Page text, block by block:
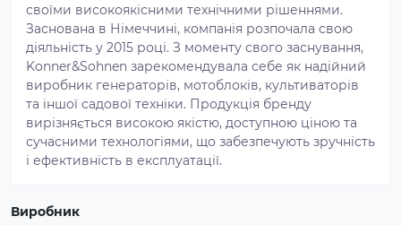
своїми високоякісними технічними рішеннями.
Заснована в Німеччині, компанія розпочала свою
діяльність у 2015 році. З моменту свого заснування,
Konner&Sohnen зарекомендувала себе як надійний
виробник генераторів, мотоблоків, культиваторів
та іншої садової техніки. Продукція бренду
вирізняється високою якістю, доступною ціною та
сучасними технологіями, що забезпечують зручність
і ефективність в експлуатації.
Виробник